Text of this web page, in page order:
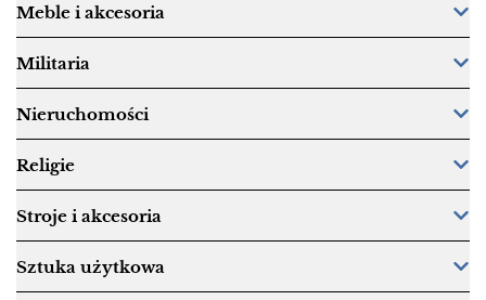
Meble i akcesoria
Militaria
Nieruchomości
Religie
Stroje i akcesoria
Sztuka użytkowa